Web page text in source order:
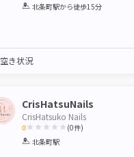
1 2 3 4 5
北条町駅から徒歩15分
空き状況
CrisHatsuNails
CrisHatsuko Nails
0
1 2 3 4 5
(0件)
北条町駅